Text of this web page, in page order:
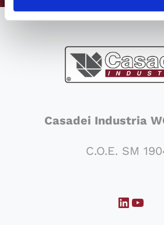
Casadei Industria
C.O.E. SM